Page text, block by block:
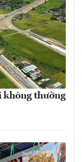
không thường